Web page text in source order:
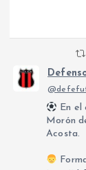
En el
Morón
Acosta.